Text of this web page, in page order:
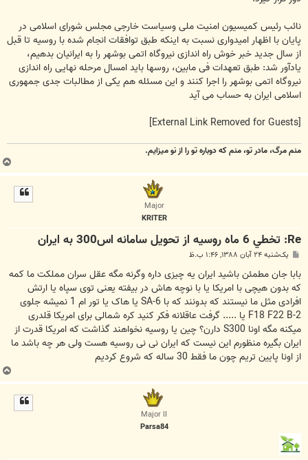
نائب رئیس کمیسیون امنیت ملی وسیاست خارجی مجلس شورای اسلامی در
پایان با اظهار امیدواری نسبت به اینکه طبق توافقات انجام شده با روسیه تا قبل
از سال جدید خبر خوش راه اندازی نیروگاه اتمی بوشهر را به ایرانیان بدهیم،
یادآور شد: طبق تعهدات فی مابین، روسها باید امسال مرحله نهایی راه اندازی
نیروگاه اتمی بوشهر را اجرا کنند و این مسئله هم یکی از مطالبات جدی جمهوری
اسلامی ایران به حساب می آید
[External Link Removed for Guests]
منم مرگ، مادر تو، منم که دوباره تو را از نو میزایم.
Major
KRITER
Re: تخطي 6 ماه روسيه از تحويل سامانه اس300 به ايران
ت
یک‌شنبه ۲۴ آبان ۱۳۸۸, ۱:۴۶ ب.ظ
بابا جان مطمئن باشید ایران یه چیزی داره وگرنه مگه عقل سران مملکت ما کمه
که بدون هیچی با امریکا یا با نوچه هاش در بیفته یعنی توی سپاه یا ارتش
افرادی مثل ما نیستند که بدونند که با SA-6 یا هاک یا تور ام 1 نمیشه جلوی
F18 F22 B-2 یا ..... گرفت عاقلانه فکر کنید کره شمالی برای امریکا قلدری
میکنه مگه اونا S300 دارن؟ چین یا روسیه نخواهند گذاشت که امریکا قدرت از
ایران بگیره منظورم این نیست که ایران نی نی روسیه هست ولی هر چه باشد ما
از اونا پایین تریم چون ما فقط 30 ساله که شروع کردیم
Major II
Parsa84